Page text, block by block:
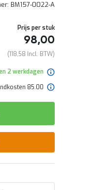
BM157-0022-A
Prijs per stuk
98,00
118,58
2 werkdagen
85.00